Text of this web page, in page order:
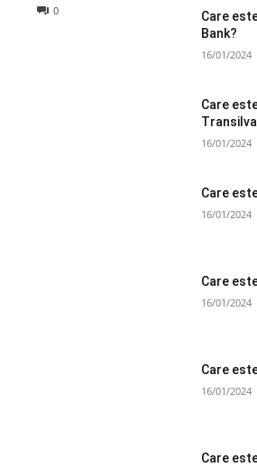
0
Care
Bank?
16/01/2024
Care
16/01/2024
Care
16/01/2024
Care
16/01/2024
Care
16/01/2024
Care